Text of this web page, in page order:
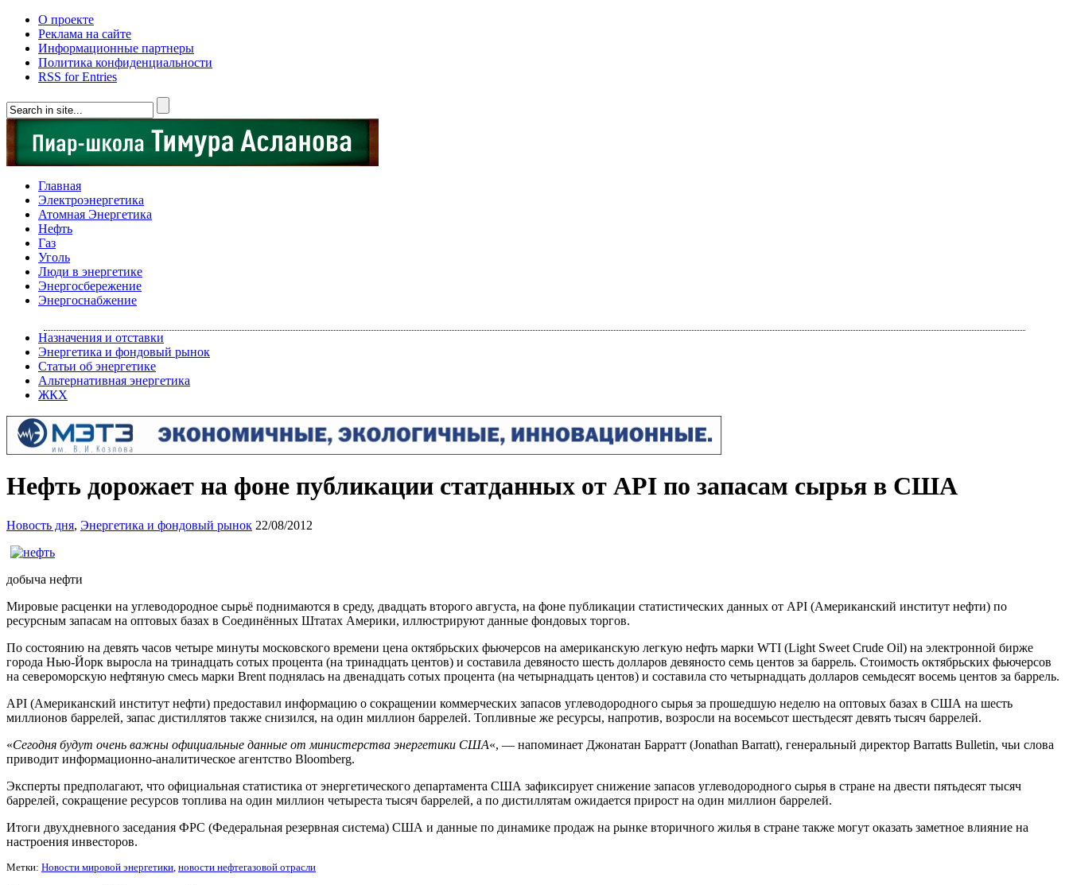
О проекте
Реклама на сайте
Информационные партнеры
Политика конфиденциальности
RSS for Entries
Главная
Электроэнергетика
Атомная Энергетика
Нефть
Газ
Уголь
Люди в энергетике
Энергосбережение
Энергоснабжение
Назначения и отставки
Энергетика и фондовый рынок
Статьи об энергетике
Альтернативная энергетика
ЖКХ
Нефть дорожает на фоне публикации статданных от API по запасам сырья в США
Новость дня, Энергетика и фондовый рынок 22/08/2012
добыча нефти
Мировые расценки на углеводородное сырьё поднимаются в среду, двадцать второго августа, на фоне публикации статистических данных от API (Американский институт нефти) по
ресурсным запасам на оптовых базах в Соединённых Штатах Америки, иллюстрируют данные фондовых торгов.
По состоянию на девять часов четыре минуты московского времени цена октябрьских фьючерсов на американскую легкую нефть марки WTI (Light Sweet Crude Oil) на электронной бирже
города Нью-Йорк выросла на тринадцать сотых процента (на тринадцать центов) и составила девяносто шесть долларов девяносто семь центов за баррель. Стоимость октябрьских фьючерсов
на североморскую нефтяную смесь марки Brent поднялась на двенадцать сотых процента (на четырнадцать центов) и составила сто четырнадцать долларов семьдесят восемь центов за баррель.
API (Американский институт нефти) предоставил информацию о сокращении коммерческих запасов углеводородного сырья за прошедшую неделю на оптовых базах в США на шесть
миллионов баррелей, запас дистиллятов также снизился, на один миллион баррелей. Топливные же ресурсы, напротив, возросли на восемьсот шестьдесят девять тысяч баррелей.
«Сегодня будут очень важны официальные данные от министерства энергетики США«, — напоминает Джонатан Барратт (Jonathan Barratt), генеральный директор Barratts Bulletin, чьи слова
приводит информационно-аналитическое агентство Bloomberg.
Эксперты предполагают, что официальная статистика от энергетического департамента США зафиксирует снижение запасов углеводородного сырья в стране на двести пятьдесят тысяч
баррелей, сокращение ресурсов топлива на один миллион четыреста тысяч баррелей, а по дистиллятам ожидается прирост на один миллион баррелей.
Итоги двухдневного заседания ФРС (Федеральная резервная система) США и данные по динамике продаж на рынке вторичного жилья в стране также могут оказать заметное влияние на
настроения инвесторов.
Метки: Новости мировой энергетики, новости нефтегазовой отрасли